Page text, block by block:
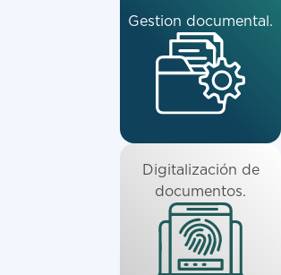
Gestion documental.
Digitalización de
documentos.